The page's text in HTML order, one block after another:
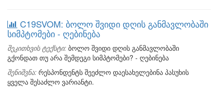
C19SVOM: ბოლო შვიდი დღის განმავლობაში
სიმპტომები - ღებინება
შეკითხვის ტექსტი: ბოლო შვიდი დღის განმავლობაში
გქონდათ თუ არა შემდეგი სიმპტომები? - ღებინება
შენიშვნა: რესპონდენტს შეეძლო დაესახელებინა პასუხის
ყველა შესაძლო ვარიანტი.